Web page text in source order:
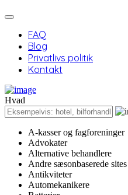
FAQ
Blog
Privatlivs politik
Kontakt
Hvad
A-kasser og fagforeninger
Advokater
Alternative behandlere
Andre sæsonbaserede sites
Antikviteter
Automekanikere